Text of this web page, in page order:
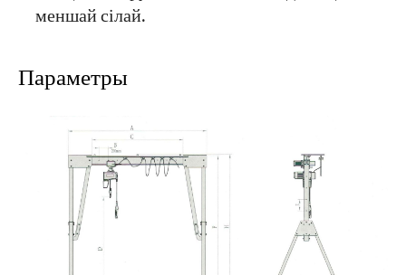
меншай сілай.
Параметры